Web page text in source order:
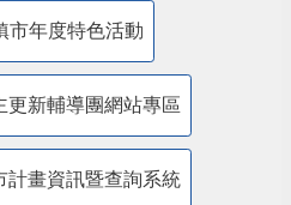
市年度特色活動
更新輔導團網站專區
計畫資訊暨查詢系統